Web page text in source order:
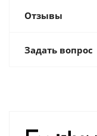
Отзывы
Задать вопрос